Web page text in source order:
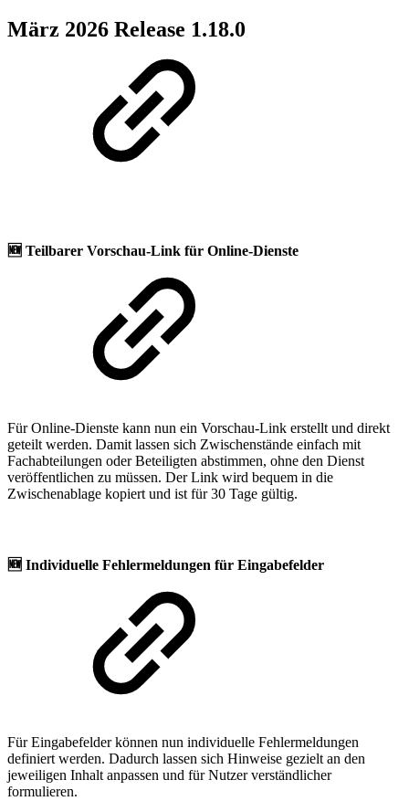
März 2026 Release 1.18.0
🆕 Teilbarer Vorschau-Link für Online-Dienste
Für Online-Dienste kann nun ein Vorschau-Link erstellt und direkt
geteilt werden. Damit lassen sich Zwischenstände einfach mit
Fachabteilungen oder Beteiligten abstimmen, ohne den Dienst
veröffentlichen zu müssen. Der Link wird bequem in die
Zwischenablage kopiert und ist für 30 Tage gültig.
🆕 Individuelle Fehlermeldungen für Eingabefelder
Für Eingabefelder können nun individuelle Fehlermeldungen
definiert werden. Dadurch lassen sich Hinweise gezielt an den
jeweiligen Inhalt anpassen und für Nutzer verständlicher
formulieren.